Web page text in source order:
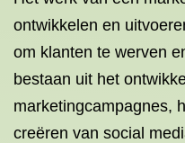
ontwikkelen en
om klanten te werven
bestaan uit het
marketingcampagnes,
creëren van social